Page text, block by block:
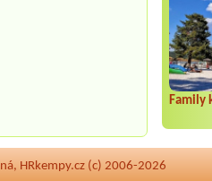
Family
HRkempy.cz (c) 2006-2026